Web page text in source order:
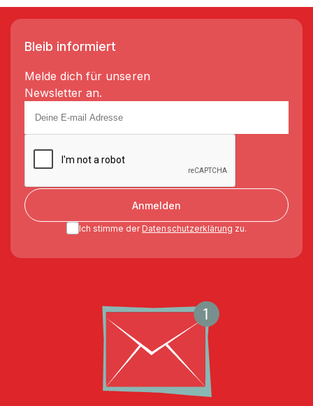
Bleib informiert
Melde dich für unseren
Newsletter an.
Anmelden
Ich stimme der Datenschutzerklärung zu.